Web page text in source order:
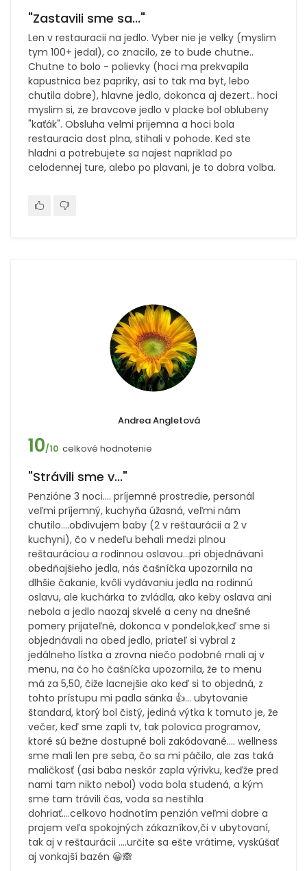
"Zastavili sme sa..."
Len v restauracii na jedlo. Vyber nie je velky (myslim
tym 100+ jedal), co znacilo, ze to bude chutne..
Chutne to bolo - polievky (hoci ma prekvapila
kapustnica bez papriky, asi to tak ma byt, lebo
chutila dobre), hlavne jedlo, dokonca aj dezert.. hoci
myslim si, ze bravcove jedlo v placke bol oblubeny
"kaťák". Obsluha velmi prijemna a hoci bola
restauracia dost plna, stihali v pohode. Ked ste
hladni a potrebujete sa najest napriklad po
celodennej ture, alebo po plavani, je to dobra volba.
Andrea Angletová
10/10 celkové hodnotenie
"Strávili sme v..."
Penzióne 3 noci.... príjemné prostredie, personál
veľmi príjemný, kuchyňa úžasná, veľmi nám
chutilo....obdivujem baby (2 v reštaurácii a 2 v
kuchyni), čo v nedeľu behali medzi plnou
reštauráciou a rodinnou oslavou...pri objednávaní
obedňajšieho jedla, nás čašníčka upozornila na
dlhšie čakanie, kvôli vydávaniu jedla na rodinnú
oslavu, ale kuchárka to zvládla, ako keby oslava ani
nebola a jedlo naozaj skvelé a ceny na dnešné
pomery prijateľné, dokonca v pondelok,keď sme si
objednávali na obed jedlo, priateľ si vybral z
jedálneho lístka a zrovna niečo podobné mali aj v
menu, na čo ho čašníčka upozornila, že to menu
má za 5,50, čiže lacnejšie ako keď si to objedná, z
tohto prístupu mi padla sánka 👍... ubytovanie
štandard, ktorý bol čistý, jediná výtka k tomuto je, že
večer, keď sme zapli tv, tak polovica programov,
ktoré sú bežne dostupné boli zakódované.... wellness
sme mali len pre seba, čo sa mi páčilo, ale zas taká
maličkosť (asi baba neskôr zapla výrivku, keďže pred
nami tam nikto nebol) voda bola studená, a kým
sme tam trávili čas, voda sa nestihla
dohriať....celkovo hodnotím penzión veľmi dobre a
prajem veľa spokojných zákazníkov,či v ubytovaní,
tak aj v reštaurácii ....určite sa ešte vrátime, vyskúšať
aj vonkajší bazén 😀🙈